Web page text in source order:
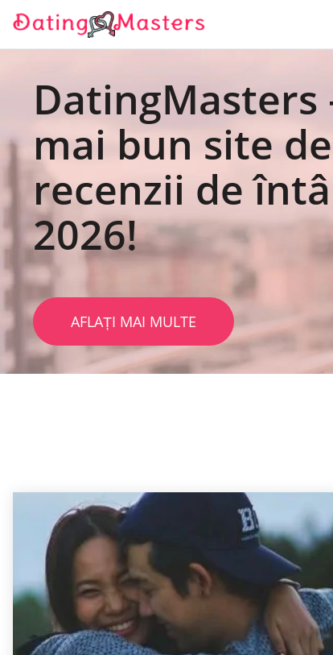
DatingMasters
mai bun site de
recenzii de
2026!
AFLAȚI MAI MULTE